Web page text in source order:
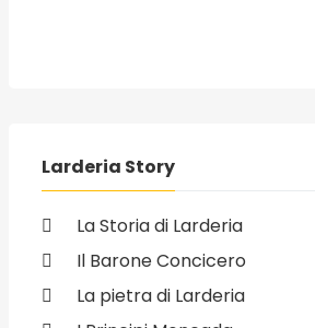
Larderia Story
La Storia di Larderia
Il Barone Concicero
La pietra di Larderia